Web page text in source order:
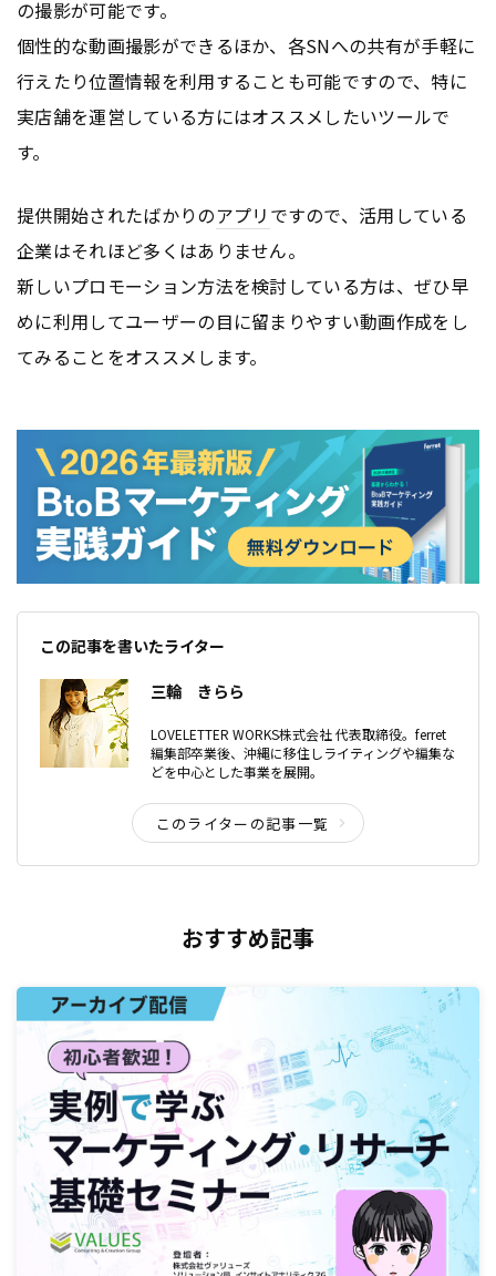
の撮影が可能です。
個性的な動画撮影ができるほか、各SNへの共有が手軽に
行えたり位置情報を利用することも可能ですので、特に
実店舗を運営している方にはオススメしたいツールで
す。
提供開始されたばかりのアプリ ですので、活用している
企業はそれほど多くはありません。
新しいプロモーション方法を検討している方は、ぜひ早
めに利用してユーザーの目に留まりやすい動画作成をし
てみることをオススメします。
この記事を書いたライター
三輪 きらら
LOVELETTER WORKS株式会社 代表取締役。ferret
編集部卒業後、沖縄に移住しライティングや編集な
どを中心とした事業を展開。
このライターの記事一覧
おすすめ記事